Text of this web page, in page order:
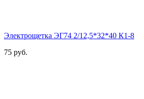
Электрощетка ЭГ74 2/12,5*32*40 К1-8
75 руб.